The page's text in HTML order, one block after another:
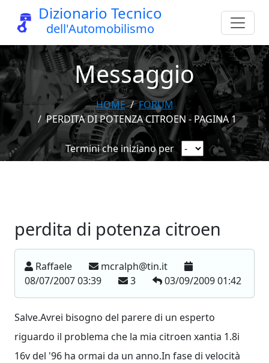
Dizionario Tecnico
dell'Automobilismo
Messaggio
HOME
FORUM
PERDITA DI POTENZA CITROEN - PAGINA 1
Termini che iniziano per
perdita di potenza citroen
Raffaele
mcralph@tin.it
08/07/2007 03:39
3 03/09/2009 01:42
Salve.Avrei bisogno del parere di un esperto
riguardo il problema che la mia citroen xantia 1.8i
16v del '96 ha ormai da un anno.In fase di velocità